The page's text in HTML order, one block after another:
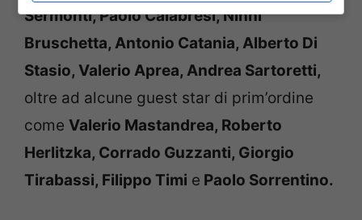
Sermonti, Paolo Calabresi, Ninni
Bruschetta, Antonio Catania, Alberto Di
Stasio, Valerio Aprea, Andrea Sartoretti,
oltre ad alcune guest star di prim’ordine
come Valerio Mastandrea, Roberto
Herlitzka, Corrado Guzzanti, Giorgio
Tirabassi, Filippo Timi e Paolo Sorrentino.